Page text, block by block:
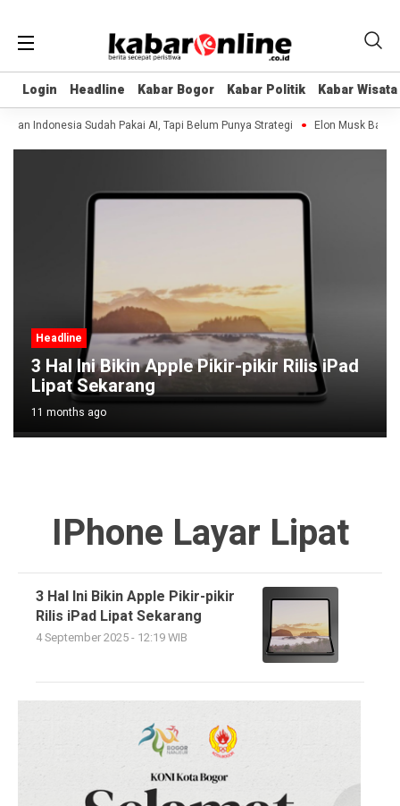
Login Headline Kabar Bogor Kabar Politik Kabar Wisata
Login Headline Kabar Bogor Kabar Politik Kabar Wisata
Indonesia Sudah Pakai AI, Tapi Belum Punya Strategi Elon Musk Bakal
Headline
3 Hal Ini Bikin Apple Pikir-pikir Rilis iPad
Lipat Sekarang
11 months ago
IPhone Layar Lipat
3 Hal Ini Bikin Apple Pikir-pikir
Rilis iPad Lipat Sekarang
4 September 2025 - 12:19 WIB